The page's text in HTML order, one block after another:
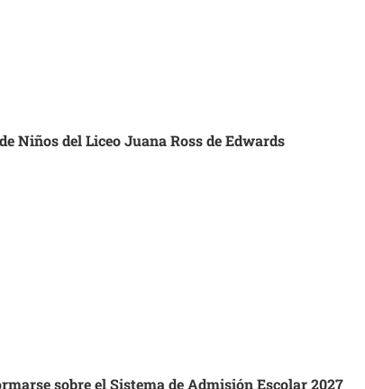
Niños del Liceo Juana Ross de Edwards
sobre el Sistema de Admisión Escolar 2027